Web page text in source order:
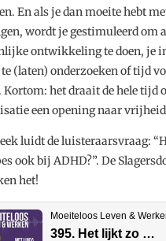
En als je dan moeite hebt
wordt je gestimuleerd om
ontwikkeling te doen, je
(laten) onderzoeken of tijd
Kortom: het draait de hele tijd
een opening naar
luidt de luisteraarsvraag:
ook bij ADHD?”. De
het!